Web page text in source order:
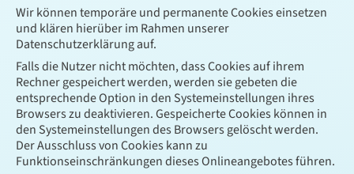
Wir können temporäre und permanente Cookies einsetzen
und klären hierüber im Rahmen unserer
Datenschutzerklärung auf.
Falls die Nutzer nicht möchten, dass Cookies auf ihrem
Rechner gespeichert werden, werden sie gebeten die
entsprechende Option in den Systemeinstellungen ihres
Browsers zu deaktivieren. Gespeicherte Cookies können in
den Systemeinstellungen des Browsers gelöscht werden.
Der Ausschluss von Cookies kann zu
Funktionseinschränkungen dieses Onlineangebotes führen.